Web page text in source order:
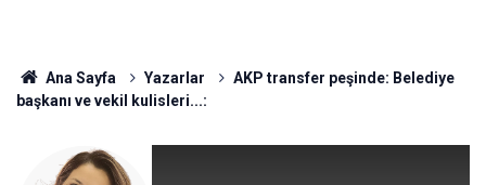
Ana Sayfa Yazarlar
AKP transfer peşinde: Belediye
başkanı ve vekil kulisleri...: